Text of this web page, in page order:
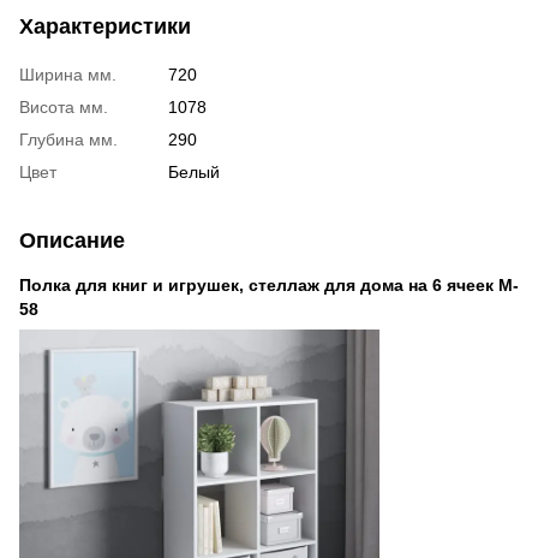
Характеристики
Ширина мм.
720
Висота мм.
1078
Глубина мм.
290
Цвет
Белый
Описание
Полка для книг и игрушек, cтеллаж для дома на 6 ячеек M-
58